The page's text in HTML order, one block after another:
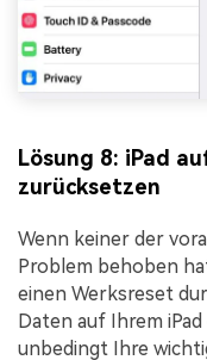
Lösung 8: iPad
zurücksetzen
Wenn keiner der
Problem behoben
einen Werksreset
Daten auf Ihrem
unbedingt Ihre